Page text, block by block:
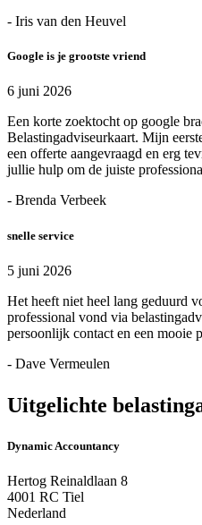
- Iris van den Heuvel
Google is je grootste vriend
6 juni 2026
Een korte zoektocht op google
Belastingadviseurkaart. Mijn
een offerte aangevraagd en erg
jullie hulp om de juiste
- Brenda Verbeek
snelle service
5 juni 2026
Het heeft niet heel lang geduurd
professional vond via
persoonlijk contact en een mooie
- Dave Vermeulen
Uitgelichte
Dynamic Accountancy
Hertog Reinaldlaan 8
4001 RC Tiel
Nederland